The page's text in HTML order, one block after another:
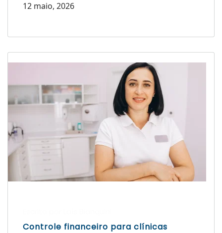
12 maio, 2026
Controle financeiro para clínicas